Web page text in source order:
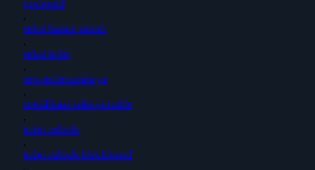
pvcboard
,
sekat kamar mandi
,
sekat toilet
,
sewatoiletsurabaya
,
spesifikasi toilet portable
,
toilet cubicle
,
toilet cubicle blockboard
,